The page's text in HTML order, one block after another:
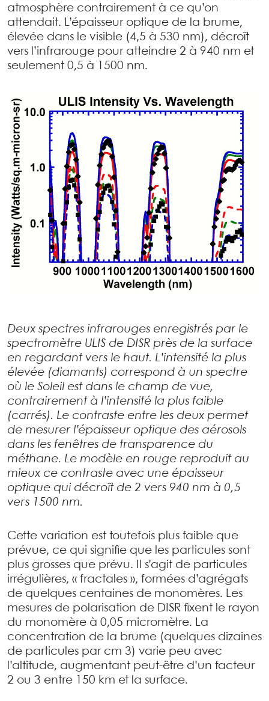
atmosphère contrairement à ce qu’on
attendait. L’épaisseur optique de la brume,
élevée dans le visible (4,5 à 530 nm), décroît
vers l’infrarouge pour atteindre 2 à 940 nm et
seulement 0,5 à 1500 nm.
Deux spectres infrarouges enregistrés par le
spectromètre ULIS de DISR près de la surface
en regardant vers le haut. L’intensité la plus
élevée (diamants) correspond à un spectre
où le Soleil est dans le champ de vue,
contrairement à l’intensité la plus faible
(carrés). Le contraste entre les deux permet
de mesurer l’épaisseur optique des aérosols
dans les fenêtres de transparence du
méthane. Le modèle en rouge reproduit au
mieux ce contraste avec une épaisseur
optique qui décroît de 2 vers 940 nm à 0,5
vers 1500 nm.
Cette variation est toutefois plus faible que
prévue, ce qui signifie que les particules sont
plus grosses que prévu. Il s’agit de particules
irrégulières, « fractales », formées d’agrégats
de quelques centaines de monomères. Les
mesures de polarisation de DISR fixent le rayon
du monomère à 0,05 micromètre. La
concentration de la brume (quelques dizaines
de particules par cm 3) varie peu avec
l’altitude, augmentant peut-être d’un facteur
2 ou 3 entre 150 km et la surface.